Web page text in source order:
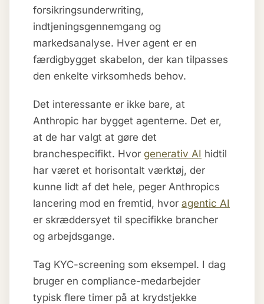
forsikringsunderwriting,
indtjeningsgennemgang og
markedsanalyse. Hver agent er en
færdigbygget skabelon, der kan tilpasses
den enkelte virksomheds behov.
Det interessante er ikke bare, at
Anthropic har bygget agenterne. Det er,
at de har valgt at gøre det
branchespecifikt. Hvor generativ AI hidtil
har været et horisontalt værktøj, der
kunne lidt af det hele, peger Anthropics
lancering mod en fremtid, hvor agentic AI
er skræddersyet til specifikke brancher
og arbejdsgange.
Tag KYC-screening som eksempel. I dag
bruger en compliance-medarbejder
typisk flere timer på at krydstjekke